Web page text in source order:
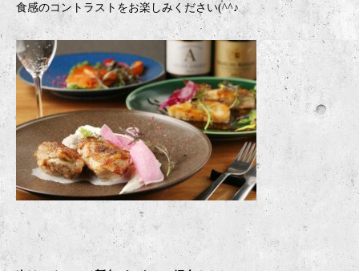
食感のコントラストをお楽しみください(^^♪